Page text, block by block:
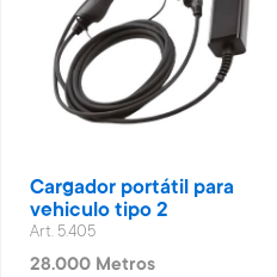
Cargador portátil para
vehiculo tipo 2
Art. 5.405
28.000 Metros